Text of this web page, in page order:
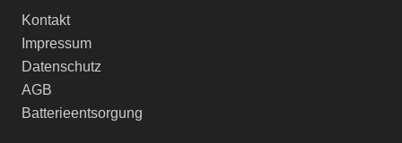
Kontakt
Impressum
Datenschutz
AGB
Batterieentsorgung